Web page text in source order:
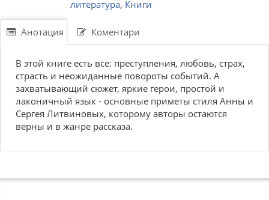
литература, Книги
Анотация Коментари
В этой книге есть все: преступления, любовь, страх,
страсть и неожиданные повороты событий. А
захватывающий сюжет, яркие герои, простой и
лаконичный язык - основные приметы стиля Анны и
Сергея Литвиновых, которому авторы остаются
верны и в жанре рассказа.